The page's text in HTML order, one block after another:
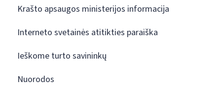
Krašto apsaugos ministerijos informacija
Interneto svetainės atitikties paraiška
Ieškome turto savininkų
Nuorodos